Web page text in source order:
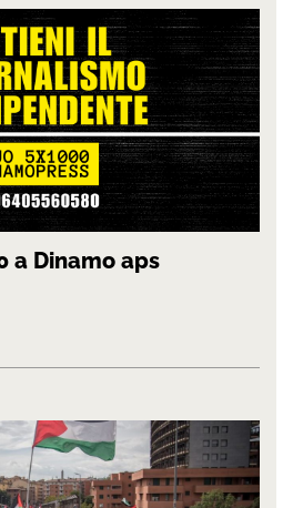
a Dinamo aps